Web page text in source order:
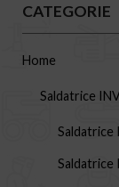
CATEGORIE
Home
Saldatrice
Saldatrice
Saldatrice